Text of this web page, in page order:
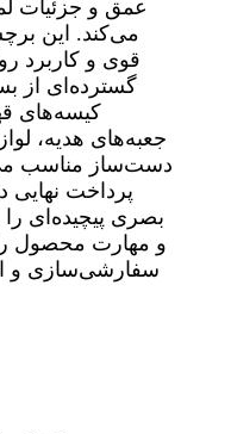
عمق و جزئیات
می‌کند. این
قوی و کاربرد
گسترده‌ای از
کیسه‌های
جعبه‌های هدیه،
دست‌ساز مناسب
پرداخت
بصری پیچیده‌ای
و مهارت محصول
سفارشی‌سازی و